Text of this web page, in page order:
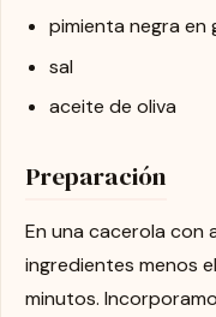
pimienta negra en
sal
aceite de oliva
Preparación
En una cacerola con
ingredientes menos
minutos.